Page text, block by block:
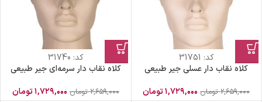
کد: 31751
کلاه نقاب دار عسلی جیر طبیعی
۲,۶۵۹,۰۰۰ تومان ۱,۷۲۹,۰۰۰تومان
کد: 31740
کلاه نقاب دار سرمه‌ای جیر طبیعی
۲,۶۵۹,۰۰۰ تومان ۱,۷۲۹,۰۰۰تومان